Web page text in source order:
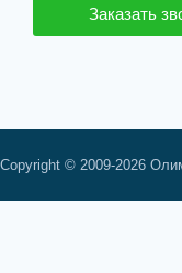
Заказать
Copyright © 2009-2026